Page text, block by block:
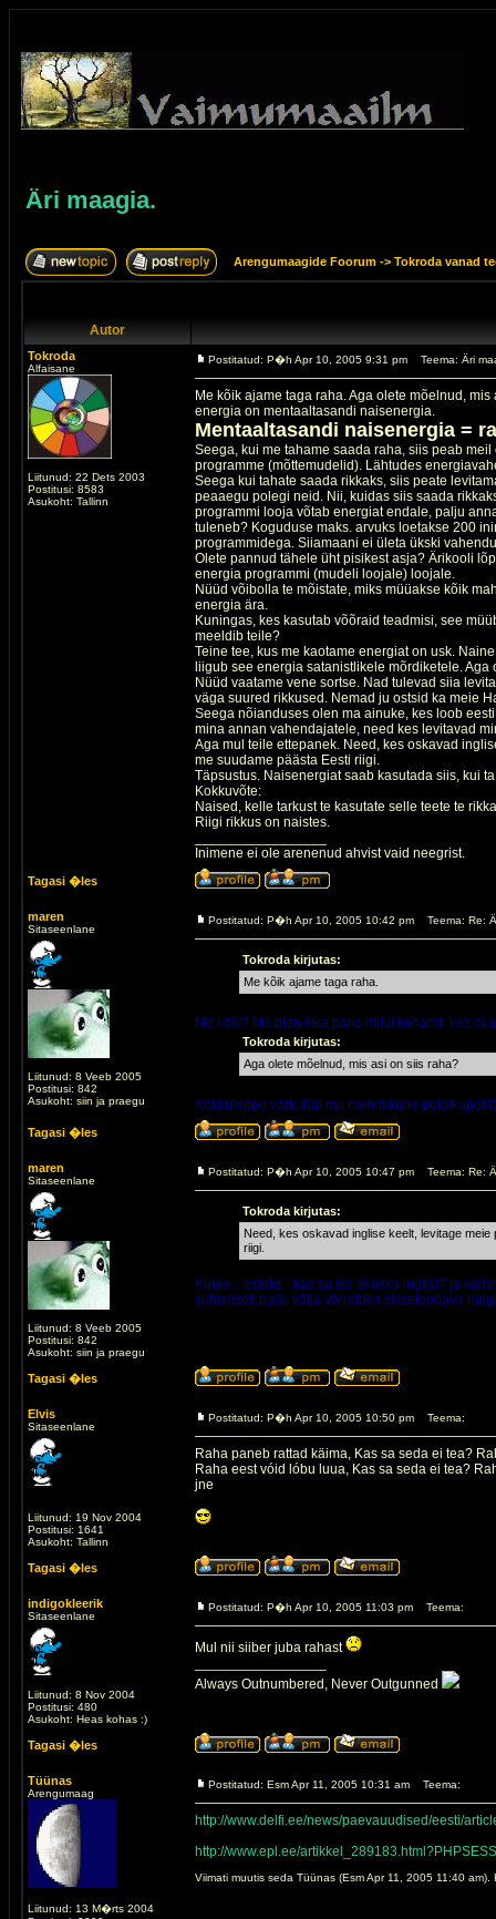
Äri maagia.
Arengumaagide Foorum -> Tokroda vanad
Autor
Tokroda
Alfaisane
Liitunud: 22 Dets 2003
Postitusi: 8583
Asukoht: Tallinn
Postitatud: P�h Apr 10, 2005 9:31 pm Teema: Äri
Me kõik ajame taga raha. Aga olete mõelnud,
energia on mentaaltasandi naisenergia.
Mentaaltasandi naisenergia =
Seega, kui me tahame saada raha, siis peab
programme (mõttemudelid). Lähtudes
Seega kui tahate saada rikkaks, siis peate
peaaegu polegi neid. Nii, kuidas siis saada
programmi looja võtab energiat endale, palju
tuleneb? Koguduse maks. arvuks loetakse 200
programmidega. Siiamaani ei ületa ükski
Olete pannud tähele üht pisikest asja? Ärikooli
energia programmi (mudeli loojale) loojale.
Nüüd võibolla te mõistate, miks müüakse kõik
energia ära.
Kuningas, kes kasutab võõraid teadmisi, see
meeldib teile?
Teine tee, kus me kaotame energiat on usk.
liigub see energia satanistlikele mõrdiketele.
Nüüd vaatame vene sortse. Nad tulevad siia
väga suured rikkused. Nemad ju ostsid ka meie
Seega nõianduses olen ma ainuke, kes loob
mina annan vahendajatele, need kes levitavad
Aga mul teile ettepanek. Need, kes oskavad
me suudame päästa Eesti riigi.
Täpsustus. Naisenergiat saab kasutada siis, kui
Kokkuvõte:
Naised, kelle tarkust te kasutate selle teete te
Riigi rikkus on naistes.
Inimene ei ole arenenud ahvist vaid neegrist.
Tagasi �les
maren
Sitaseenlane
Liitunud: 8 Veeb 2005
Postitusi: 842
Asukoht: siin ja praegu
Postitatud: P�h Apr 10, 2005 10:42 pm Teema: Re:
Tokroda kirjutas:
Me kõik ajame taga raha.
Me kõik? Ma olen ikka päris mitut kohand, kes ei
Tokroda kirjutas:
Aga olete mõelnud, mis asi on siis raha?
Kokkuleppe värk. Kui mu hommikune
Tagasi �les
maren
Sitaseenlane
Liitunud: 8 Veeb 2005
Postitusi: 842
Asukoht: siin ja praegu
Postitatud: P�h Apr 10, 2005 10:47 pm Teema: Re:
Tokroda kirjutas:
Need, kes oskavad inglise keelt, levitage
riigi.
Kuule... esteks - kas sa ise ei oska inglist? ja
suhteliselt palju välja võrreldes sissetoodava
Tagasi �les
Elvis
Sitaseenlane
Liitunud: 19 Nov 2004
Postitusi: 1641
Asukoht: Tallinn
Postitatud: P�h Apr 10, 2005 10:50 pm Teema:
Raha paneb rattad käima, Kas sa seda ei tea?
Raha eest vóid lóbu luua, Kas sa seda ei tea?
jne
Tagasi �les
indigokleerik
Sitaseenlane
Liitunud: 8 Nov 2004
Postitusi: 480
Asukoht: Heas kohas :)
Postitatud: P�h Apr 10, 2005 11:03 pm Teema:
Mul nii siiber juba rahast
Always Outnumbered, Never Outgunned
Tagasi �les
Tüünas
Arengumaag
Liitunud: 13 M�rts 2004
Postitatud: Esm Apr 11, 2005 10:31 am Teema:
http://www.delfi.ee/news/paevauudised/eesti/
http://www.epl.ee/
Viimati muutis seda Tüünas (Esm Apr 11, 2005 11:40